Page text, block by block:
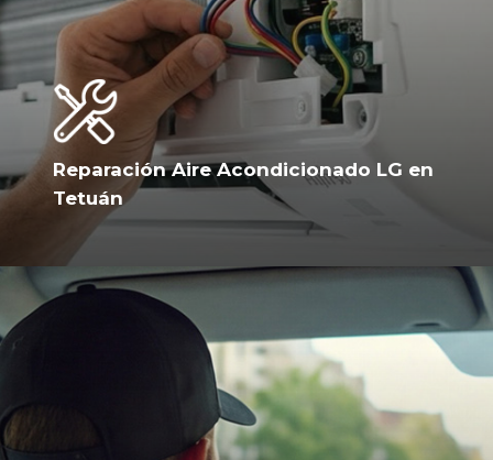
Reparación Aire Acondicionado LG en
Tetuán